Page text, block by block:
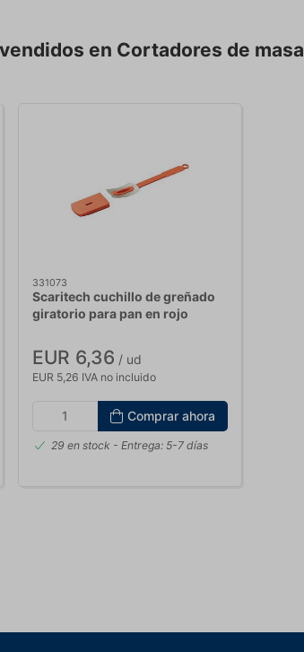
en Cortadores de masa
331073
Scaritech cuchillo de greñado
giratorio para pan en rojo
EUR 6,36 / ud
EUR 5,26 IVA no incluido
Comprar ahora
29 en stock - Entrega: 5-7 días